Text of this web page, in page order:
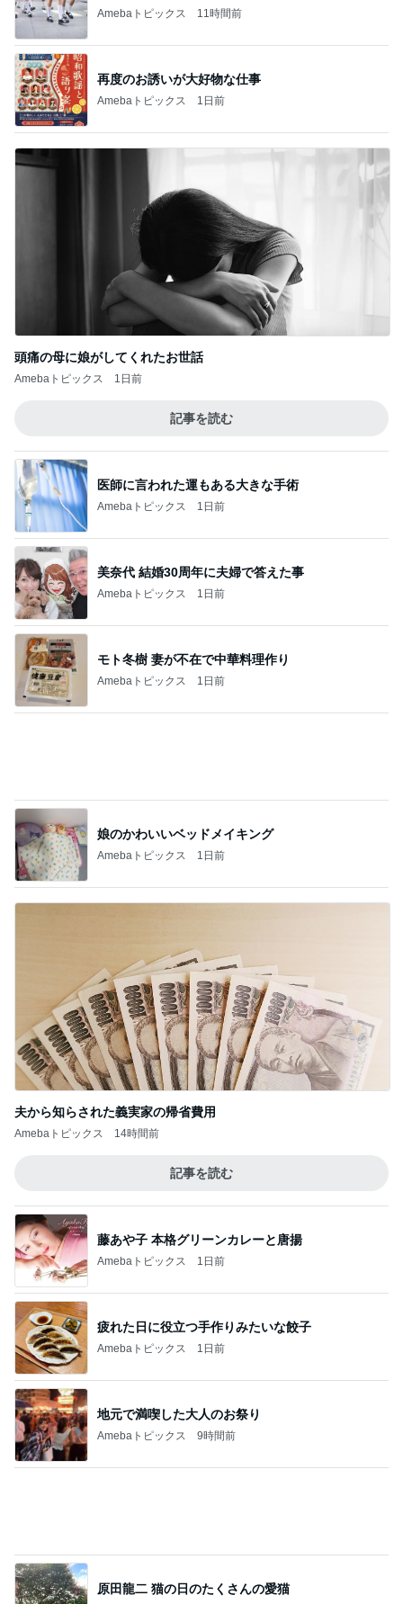
Amebaトピックス 11時間前
再度のお誘いが大好物な仕事
Amebaトピックス 1日前
頭痛の母に娘がしてくれたお世話
Amebaトピックス 1日前
記事を読む
医師に言われた運もある大きな手術
Amebaトピックス 1日前
美奈代 結婚30周年に夫婦で答えた事
Amebaトピックス 1日前
モト冬樹 妻が不在で中華料理作り
Amebaトピックス 1日前
娘のかわいいベッドメイキング
Amebaトピックス 1日前
夫から知らされた義実家の帰省費用
Amebaトピックス 14時間前
記事を読む
藤あや子 本格グリーンカレーと唐揚
Amebaトピックス 1日前
疲れた日に役立つ手作りみたいな餃子
Amebaトピックス 1日前
地元で満喫した大人のお祭り
Amebaトピックス 9時間前
原田龍二 猫の日のたくさんの愛猫